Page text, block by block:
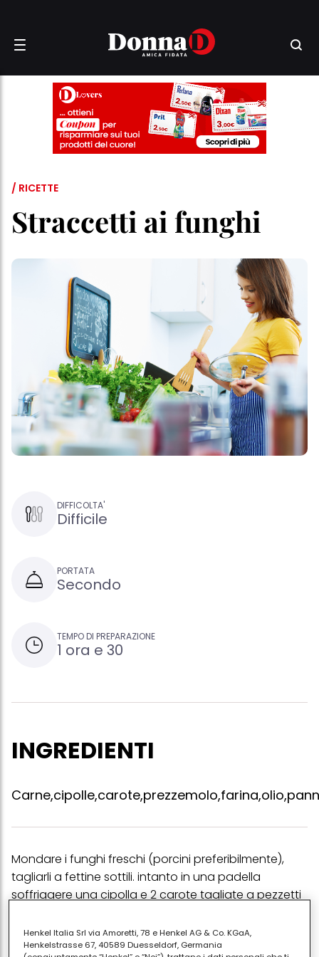
/ RICETTE
Straccetti ai funghi
DIFFICOLTA'
Difficile
PORTATA
Secondo
TEMPO DI PREPARAZIONE
1 ora e 30
INGREDIENTI
Mondare i funghi freschi (porcini preferibilmente),
tagliarli a fettine sottili. intanto in una padella
soffriggere una cipolla e 2 carote tagliate a pezzetti
padella con 1/2 bicchiere d'acqua e farli cucinare a
fuoco medio. intanti prendere 1/2 chilo di fette di
Henkel Italia Srl via Amoretti, 78 e Henkel AG & Co. KGaA,
Henkelstrasse 67, 40589 Duesseldorf, Germania